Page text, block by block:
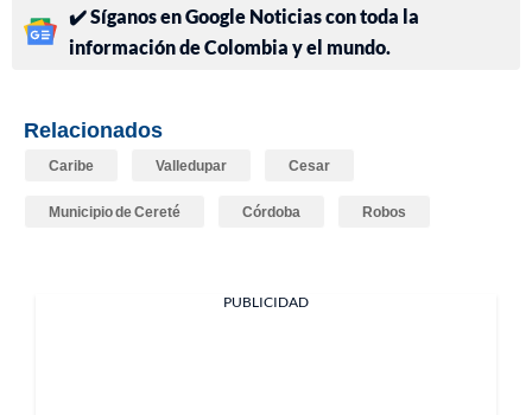
✔️ Síganos en Google Noticias con toda la
información de Colombia y el mundo.
Relacionados
Caribe Valledupar Cesar
Municipio de Cereté Córdoba Robos
PUBLICIDAD